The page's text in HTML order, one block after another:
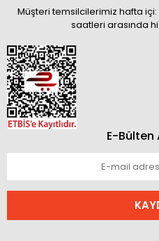
Müşteri temsilcilerimiz hafta içi:
saatleri arasında
E-Bülten